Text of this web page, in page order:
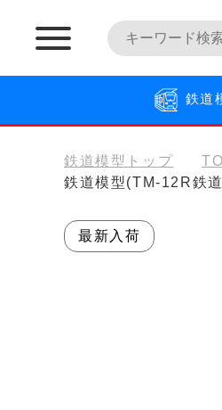
鉄道
鉄道模型トップ
鉄道模型(TM-12R鉄
最新入荷